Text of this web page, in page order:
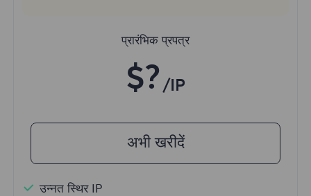
प्रारंभिक प्रपत्र
$? /IP
अभी खरीदें
उन्नत स्थिर IP